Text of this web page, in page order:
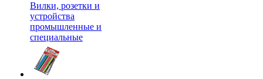
Вилки, розетки и
устройства
промышленные и
специальные